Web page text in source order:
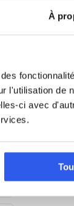
À
l'utilisation de
ci avec